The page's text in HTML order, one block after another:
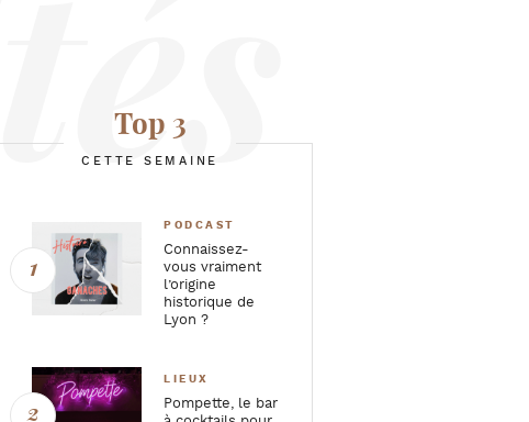
Top 3
CETTE SEMAINE
PODCAST
Connaissez-
vous vraiment
l’origine
historique de
Lyon ?
LIEUX
Pompette, le bar